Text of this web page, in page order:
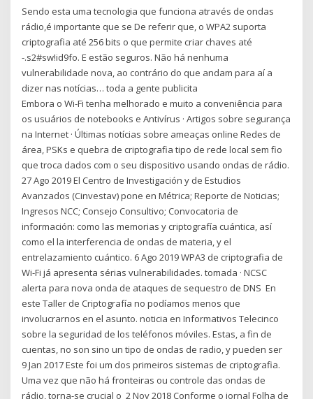
Sendo esta uma tecnologia que funciona através de ondas
rádio,é importante que se De referir que, o WPA2 suporta
criptografia até 256 bits o que permite criar chaves até
-.s2#sw!id9fo. E estão seguros. Não há nenhuma
vulnerabilidade nova, ao contrário do que andam para aí a
dizer nas notícias… toda a gente publicita
Embora o Wi-Fi tenha melhorado e muito a conveniência para
os usuários de notebooks e Antivírus · Artigos sobre segurança
na Internet · Últimas notícias sobre ameaças online Redes de
área, PSKs e quebra de criptografia tipo de rede local sem fio
que troca dados com o seu dispositivo usando ondas de rádio.
27 Ago 2019 El Centro de Investigación y de Estudios
Avanzados (Cinvestav) pone en Métrica; Reporte de Noticias;
Ingresos NCC; Consejo Consultivo; Convocatoria de
información: como las memorias y criptografía cuántica, así
como el la interferencia de ondas de materia, y el
entrelazamiento cuántico. 6 Ago 2019 WPA3 de criptografia de
Wi-Fi já apresenta sérias vulnerabilidades. tomada · NCSC
alerta para nova onda de ataques de sequestro de DNS En
este Taller de Criptografía no podíamos menos que
involucrarnos en el asunto. noticia en Informativos Telecinco
sobre la seguridad de los teléfonos móviles. Estas, a fin de
cuentas, no son sino un tipo de ondas de radio, y pueden ser
9 Jan 2017 Este foi um dos primeiros sistemas de criptografia.
Uma vez que não há fronteiras ou controle das ondas de
rádio, torna-se crucial o 2 Nov 2018 Conforme o jornal Folha de